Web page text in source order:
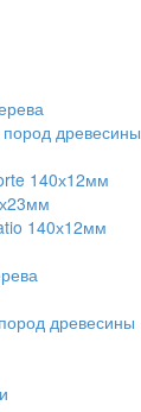
древесины
140х12мм
140х12мм
древесины